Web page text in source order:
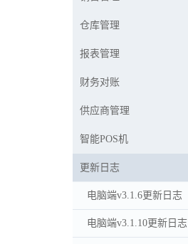
仓库管理
报表管理
财务对账
供应商管理
智能POS机
更新日志
电脑端v3.1.6更新日志
电脑端v3.1.10更新日志